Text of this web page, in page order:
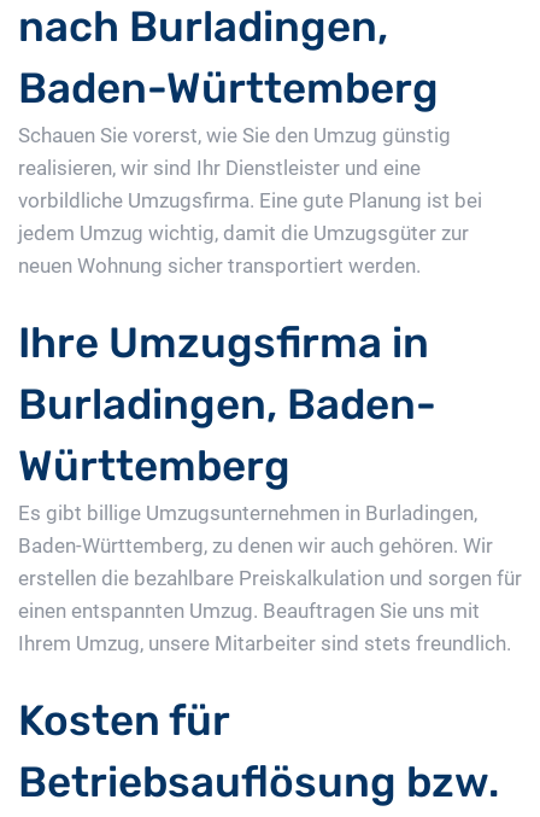
nach Burladingen,
Baden-Württemberg
Schauen Sie vorerst, wie Sie den Umzug günstig
realisieren, wir sind Ihr Dienstleister und eine
vorbildliche Umzugsfirma. Eine gute Planung ist bei
jedem Umzug wichtig, damit die Umzugsgüter zur
neuen Wohnung sicher transportiert werden.
Ihre Umzugsfirma in
Burladingen, Baden-
Württemberg
Es gibt billige Umzugsunternehmen in Burladingen,
Baden-Württemberg, zu denen wir auch gehören. Wir
erstellen die bezahlbare Preiskalkulation und sorgen für
einen entspannten Umzug. Beauftragen Sie uns mit
Ihrem Umzug, unsere Mitarbeiter sind stets freundlich.
Kosten für
Betriebsauflösung bzw.